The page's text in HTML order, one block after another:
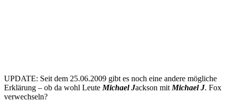
UPDATE: Seit dem 25.06.2009 gibt es noch eine andere mögliche
Erklärung – ob da wohl Leute Michael Jackson mit Michael J. Fox
verwechseln?